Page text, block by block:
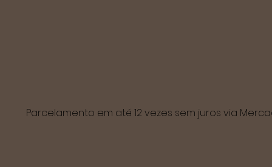
Parcelamento em até 12 vezes sem juros via